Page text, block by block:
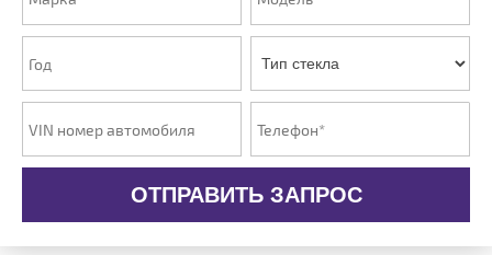
ОТПРАВИТЬ ЗАПРОС